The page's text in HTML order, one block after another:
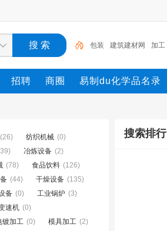
包装 建筑建材网 加工
模块 测量 环保设备 网
招聘 商圈 易制du化学品名录
(26) 纺织机械 (0)
冶炼设备 (2)
(78) 食品饮料 (126)
(44) 干燥设备 (135)
备 (0) 工业锅炉 (3)
速机 (0)
镀加工 (0) 模具加工 (2)
搜索排行